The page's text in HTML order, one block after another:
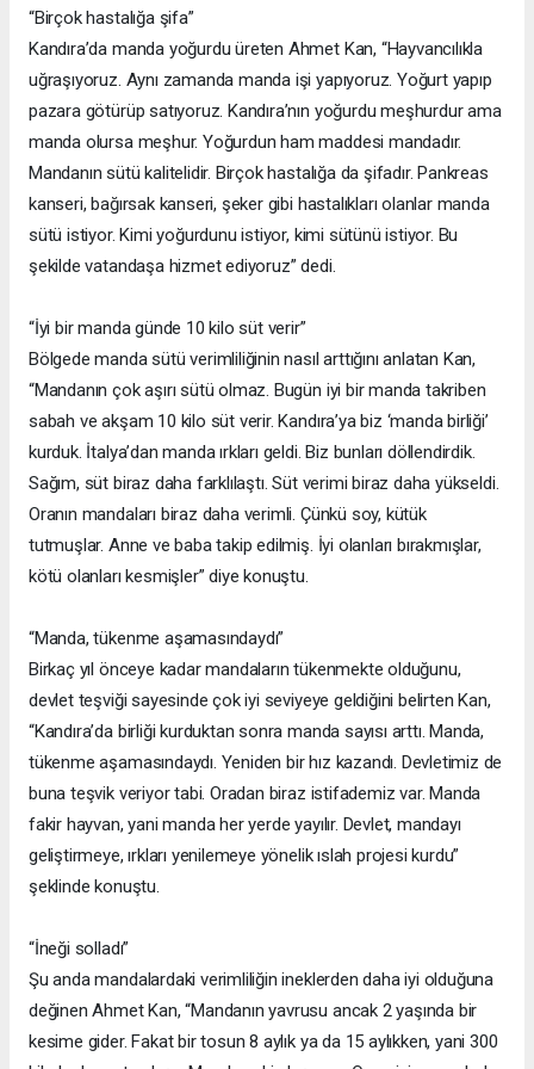
“Birçok hastalığa şifa”
Kandıra’da manda yoğurdu üreten Ahmet Kan, “Hayvancılıkla
uğraşıyoruz. Aynı zamanda manda işi yapıyoruz. Yoğurt yapıp
pazara götürüp satıyoruz. Kandıra’nın yoğurdu meşhurdur ama
manda olursa meşhur. Yoğurdun ham maddesi mandadır.
Mandanın sütü kalitelidir. Birçok hastalığa da şifadır. Pankreas
kanseri, bağırsak kanseri, şeker gibi hastalıkları olanlar manda
sütü istiyor. Kimi yoğurdunu istiyor, kimi sütünü istiyor. Bu
şekilde vatandaşa hizmet ediyoruz” dedi.
“İyi bir manda günde 10 kilo süt verir”
Bölgede manda sütü verimliliğinin nasıl arttığını anlatan Kan,
“Mandanın çok aşırı sütü olmaz. Bugün iyi bir manda takriben
sabah ve akşam 10 kilo süt verir. Kandıra’ya biz ‘manda birliği’
kurduk. İtalya’dan manda ırkları geldi. Biz bunları döllendirdik.
Sağım, süt biraz daha farklılaştı. Süt verimi biraz daha yükseldi.
Oranın mandaları biraz daha verimli. Çünkü soy, kütük
tutmuşlar. Anne ve baba takip edilmiş. İyi olanları bırakmışlar,
kötü olanları kesmişler” diye konuştu.
“Manda, tükenme aşamasındaydı”
Birkaç yıl önceye kadar mandaların tükenmekte olduğunu,
devlet teşviği sayesinde çok iyi seviyeye geldiğini belirten Kan,
“Kandıra’da birliği kurduktan sonra manda sayısı arttı. Manda,
tükenme aşamasındaydı. Yeniden bir hız kazandı. Devletimiz de
buna teşvik veriyor tabi. Oradan biraz istifademiz var. Manda
fakir hayvan, yani manda her yerde yayılır. Devlet, mandayı
geliştirmeye, ırkları yenilemeye yönelik ıslah projesi kurdu”
şeklinde konuştu.
“İneği solladı”
Şu anda mandalardaki verimliliğin ineklerden daha iyi olduğuna
değinen Ahmet Kan, “Mandanın yavrusu ancak 2 yaşında bir
kesime gider. Fakat bir tosun 8 aylık ya da 15 aylıkken, yani 300